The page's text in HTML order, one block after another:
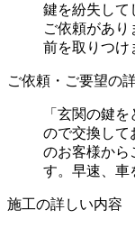
鍵を紛失して
ご依頼があ
前を取りつけ
ご依頼・ご要望の
「玄関の鍵
ので交換して
のお客様から
す。早速、車
施工の詳しい内容